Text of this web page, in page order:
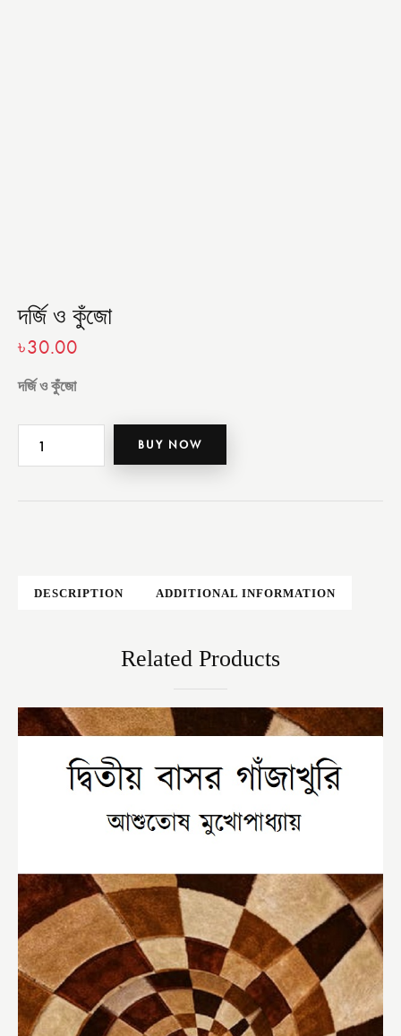
দর্জি ও কুঁজো
৳30.00
দর্জি ও কুঁজো
BUY NOW
DESCRIPTION ADDITIONAL INFORMATION
Related Products